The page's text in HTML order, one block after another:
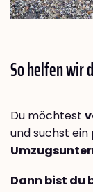
So helfen wir
Du möchtest
und suchst ein
Dann bist du